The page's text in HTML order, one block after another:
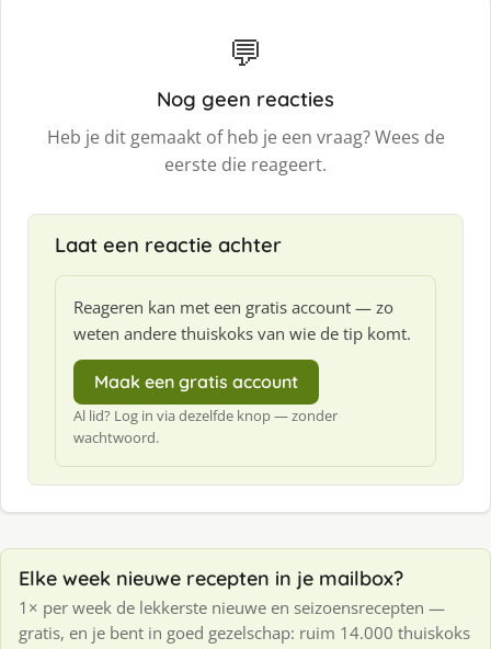
💬
Nog geen reacties
Heb je dit gemaakt of heb je een vraag? Wees de
eerste die reageert.
Laat een reactie achter
Reageren kan met een gratis account — zo
weten andere thuiskoks van wie de tip komt.
Maak een gratis account
Al lid? Log in via dezelfde knop — zonder
wachtwoord.
Elke week nieuwe recepten in je mailbox?
1× per week de lekkerste nieuwe en seizoensrecepten —
gratis, en je bent in goed gezelschap: ruim 14.000 thuiskoks